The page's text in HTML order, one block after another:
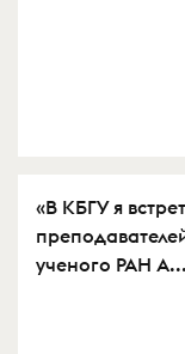
«В КБГУ я
ученого РАН А...